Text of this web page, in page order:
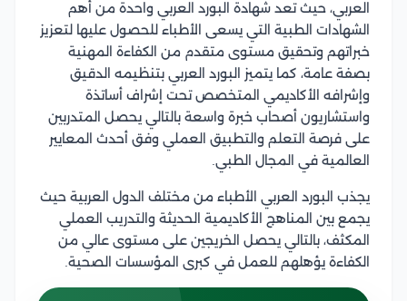
العربي، حيث تعد شهادة البورد العربي واحدة من أهم
الشهادات الطبية التي يسعى الأطباء للحصول عليها لتعزيز
خبراتهم وتحقيق مستوى متقدم من الكفاءة المهنية
بصفة عامة، كما يتميز البورد العربي بتنظيمه الدقيق
وإشرافه الأكاديمي المتخصص تحت إشراف أساتذة
واستشاريون أصحاب خبرة واسعة بالتالي يحصل المتدربين
على فرصة التعلم والتطبيق العملي وفق أحدث المعايير
العالمية في المجال الطبي.
يجذب البورد العربي الأطباء من مختلف الدول العربية حيث
يجمع بين المناهج الأكاديمية الحديثة والتدريب العملي
المكثف، بالتالي يحصل الخريجين على مستوى عالي من
الكفاءة يؤهلهم للعمل في كبرى المؤسسات الصحية.